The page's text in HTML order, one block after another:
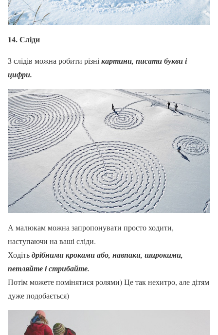
14. Сліди
З слідів можна робити різнікартини, писати букви і
цифри.
А малюкам можна запропонувати просто ходити,
наступаючи на ваші сліди.
Ходітьдрібними кроками або, навпаки, широкими,
петляйте і стрибайте.
Потім можете помінятися ролями) Це так нехитро, але дітям
дуже подобається)